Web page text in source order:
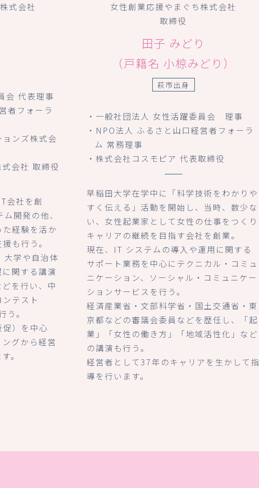
式会社
会 代表理事
者フォーラ
ョンズ株式会
会社 取締役
会社を創
開発の他、
経験を活か
も行う。
大学や自治体
関する講演
を行い、中
テスト
う。
）を中心
グから経営
。
女性創業応援やまぐち株式会社
取締役
田子 みどり
（戸籍名 小椋みどり）
萩市出身
・一般社団法人 女性活躍委員会 理事
・NPO法人 ふるさと山口経営者フォーラ
ム 常務理事
・株式会社コスモピア 代表取締役
早稲田大学在学中に「科学技術をわかりや
すく伝える」活動を開始し、当時、数少な
い、女性起業家として女性の仕事をつくり
キャリアの継続を目指す会社を創業。
現在、IT システムの導入や運用に関する
サポート業務を中心にテクニカル・コミュ
ニケーション、ソーシャル・コミュニケー
ションサービスを行う。
経済産業省・文部科学省・国土交通省・東
京都などの審議会委員などを歴任し、「起
業」「女性の働き方」「地域活性化」など
の講演も行う。
経営者として37年のキャリアを生かして指
導を行います。